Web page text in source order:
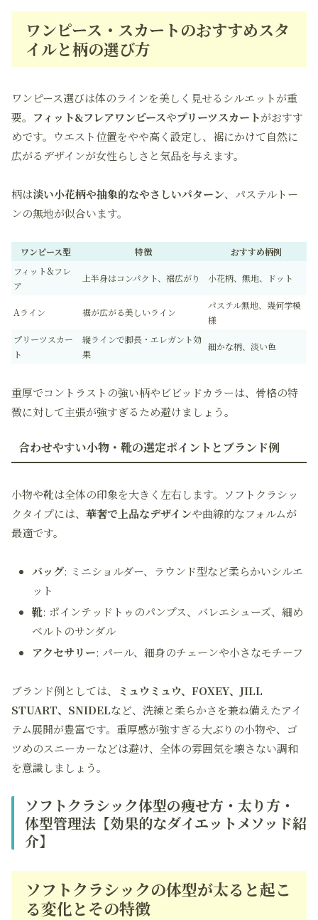
ワンピース・スカートのおすすめスタ
イルと柄の選び方
ワンピース選びは体のラインを美しく見せるシルエットが重
要。 フィット&フレアワンピースやプリーツスカートがおすす
めです。ウエスト位置をやや高く設定し、裾にかけて自然に
広がるデザインが女性らしさと気品を与えます。
柄は淡い小花柄や抽象的なやさしいパターン、パステルトー
ンの無地が似合います。
ワンピース型 特徴
おすすめ柄例
フィット&フレ
ア
上半身はコンパクト、裾広がり 小花柄、無地、ドット
Aライン 裾が広がる美しいライン
パステル無地、幾何学模
様
プリーツスカー
ト
縦ラインで脚長・エレガント効
果
細かな柄、淡い色
重厚でコントラストの強い柄やビビッドカラーは、骨格の特
徴に対して主張が強すぎるため避けましょう。
合わせやすい小物・靴の選定ポイントとブランド例
小物や靴は全体の印象を大きく左右します。ソフトクラシッ
クタイプには、 華奢で上品なデザインや曲線的なフォルムが
最適です。
バッグ: ミニショルダー、ラウンド型など柔らかいシルエ
ット
靴: ポインテッドトゥのパンプス、バレエシューズ、細め
ベルトのサンダル
アクセサリー: パール、細身のチェーンや小さなモチーフ
ブランド例としては、
ミュウミュウ、FOXEY、JILL
STUART、SNIDELなど、洗練と柔らかさを兼ね備えたアイ
テム展開が豊富です。重厚感が強すぎる大ぶりの小物や、ゴ
ツめのスニーカーなどは避け、全体の雰囲気を壊さない調和
を意識しましょう。
ソフトクラシック体型の痩せ方・太り方・
体型管理法【効果的なダイエットメソッド紹
介】
ソフトクラシックの体型が太ると起こ
る変化とその特徴